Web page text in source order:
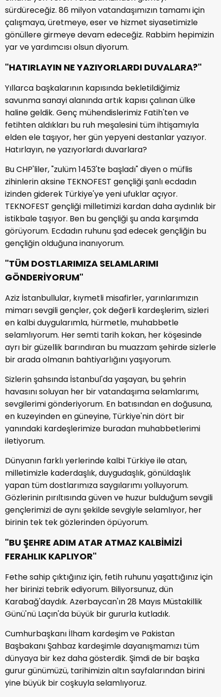
sürdüreceğiz. 86 milyon vatandaşımızın tamamı için
çalışmaya, üretmeye, eser ve hizmet siyasetimizle
gönüllere girmeye devam edeceğiz. Rabbim hepimizin
yar ve yardımcısı olsun diyorum.
"HATIRLAYIN NE YAZIYORLARDI DUVALARA?"
Yıllarca başkalarının kapısında bekletildiğimiz
savunma sanayi alanında artık kapısı çalınan ülke
haline geldik. Genç mühendislerimiz Fatih'ten ve
fetihten aldıkları bu ruh meşalesini tüm ihtişamıyla
elden ele taşıyor, her gün yepyeni destanlar yazıyor.
Hatırlayın, ne yazıyorlardı duvarlara?
Bu CHP'liler, "zulüm 1453'te başladı" diyen o müflis
zihinlerin aksine TEKNOFEST gençliği şanlı ecdadın
izinden giderek Türkiye'ye yeni ufuklar açıyor.
TEKNOFEST gençliği milletimizi kardan daha aydınlık bir
istikbale taşıyor. Ben bu gençliği şu anda karşımda
görüyorum. Ecdadın ruhunu şad edecek gençliğin bu
gençliğin olduğuna inanıyorum.
"TÜM DOSTLARIMIZA SELAMLARIMI
GÖNDERİYORUM"
Aziz İstanbullular, kıymetli misafirler, yarınlarımızın
mimarı sevgili gençler, çok değerli kardeşlerim, sizleri
en kalbi duygularımla, hürmetle, muhabbetle
selamlıyorum. Her semti tarih kokan, her köşesinde
ayrı bir güzellik barındıran bu muazzam şehirde sizlerle
bir arada olmanın bahtiyarlığını yaşıyorum.
Sizlerin şahsında İstanbul'da yaşayan, bu şehrin
havasını soluyan her bir vatandaşıma selamlarımı,
sevgilerimi gönderiyorum. En batısından en doğusuna,
en kuzeyinden en güneyine, Türkiye'nin dört bir
yanındaki kardeşlerimize buradan muhabbetlerimi
iletiyorum.
Dünyanın farklı yerlerinde kalbi Türkiye ile atan,
milletimizle kaderdaşlık, duygudaşlık, gönüldaşlık
yapan tüm dostlarımıza saygılarımı yolluyorum.
Gözlerinin pırıltısında güven ve huzur bulduğum sevgili
gençlerimizi de aynı şekilde sevgiyle selamlıyor, her
birinin tek tek gözlerinden öpüyorum.
"BU ŞEHRE ADIM ATAR ATMAZ KALBİMİZİ
FERAHLIK KAPLIYOR"
Fethe sahip çıktığınız için, fetih ruhunu yaşattığınız için
her birinizi tebrik ediyorum. Biliyorsunuz, dün
Karabağ'daydık. Azerbaycan'ın 28 Mayıs Müstakillik
Günü'nü Laçın'da büyük bir gururla kutladık.
Cumhurbaşkanı İlham kardeşim ve Pakistan
Başbakanı Şahbaz kardeşimle dayanışmamızı tüm
dünyaya bir kez daha gösterdik. Şimdi de bir başka
gurur günümüzü, tarihimizin altın sayfalarından birini
yine büyük bir coşkuyla selamlıyoruz.